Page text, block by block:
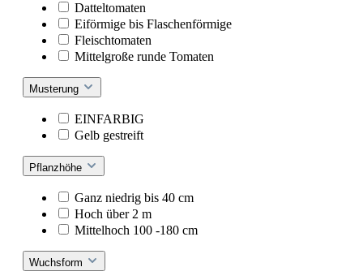
Datteltomaten
Eiförmige bis Flaschenförmige
Fleischtomaten
Mittelgroße runde Tomaten
Musterung
EINFARBIG
Gelb gestreift
Pflanzhöhe
Ganz niedrig bis 40 cm
Hoch über 2 m
Mittelhoch 100 -180 cm
Wuchsform